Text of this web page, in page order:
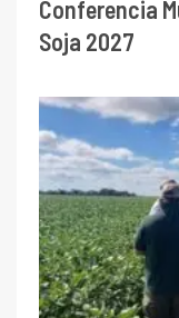
AGRICULTURA
Presetnaron
tardía para el